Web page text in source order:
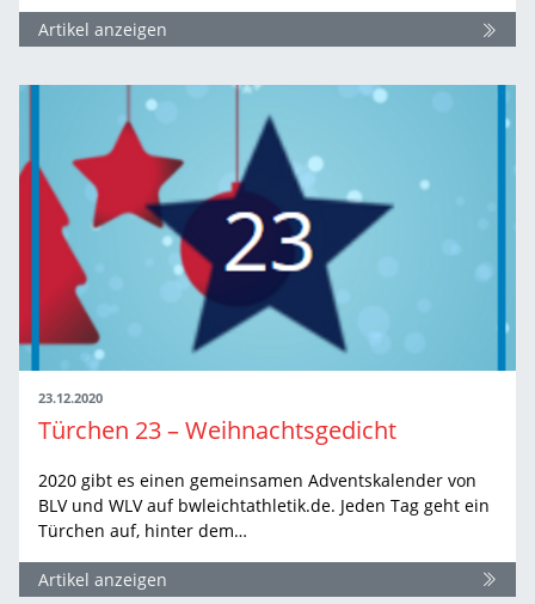
Artikel anzeigen
23.12.2020
Türchen 23 – Weihnachtsgedicht
2020 gibt es einen gemeinsamen Adventskalender von
BLV und WLV auf bwleichtathletik.de. Jeden Tag geht ein
Türchen auf, hinter dem…
Artikel anzeigen